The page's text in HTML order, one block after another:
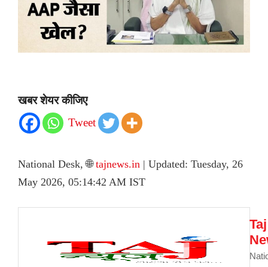
खबर शेयर कीजिए
Tweet
National Desk, 🌐tajnews.in | Updated: Tuesday, 26
May 2026, 05:14:42 AM IST
Taj